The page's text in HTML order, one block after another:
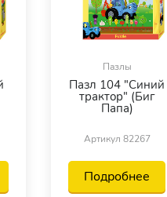
Пазлы
Пазл 104 "Синий
трактор" (Биг
Папа)
Артикул 82267
Подробнее